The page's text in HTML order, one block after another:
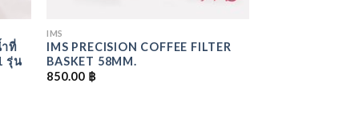
ำที่
รุ่น
IMS
IMS PRECISION COFFEE FILTER
BASKET 58MM.
850.00 ฿